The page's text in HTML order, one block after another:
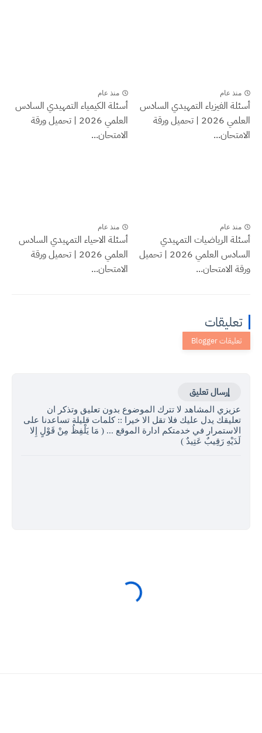
منذ عام
أسئلة الفيزياء التمهيدي السادس
العلمي 2026 | تحميل ورقة
الامتحان...
منذ عام
أسئلة الكيمياء التمهيدي السادس
العلمي 2026 | تحميل ورقة
الامتحان...
منذ عام
أسئلة الرياضيات التمهيدي
السادس العلمي 2026 | تحميل
ورقة الامتحان...
منذ عام
أسئلة الاحياء التمهيدي السادس
العلمي 2026 | تحميل ورقة
الامتحان...
تعليقات
إرسال تعليق
عزيزي المشاهد لا تترك الموضوع بدون تعليق وتذكر ان
تعليقك يدل عليك فلا تقل الا خيرا :: كلمات قليلة تساعدنا على
الاستمرار في خدمتكم ادارة الموقع ... ( مَا يَلْفِظُ مِنْ قَوْلٍ إِلا
لَدَيْهِ رَقِيبٌ عَتِيدٌ )